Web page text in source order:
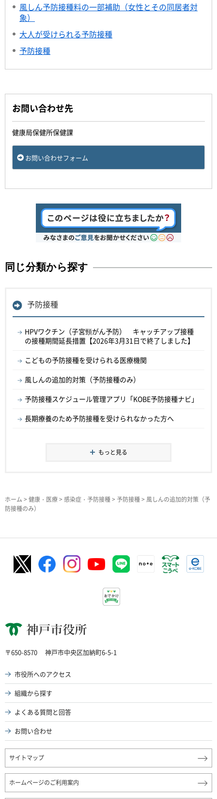
風しん予防接種料の一部補助（女性とその同居者対
象）
大人が受けられる予防接種
予防接種
お問い合わせ先
健康局保健所保健課
お問い合わせフォーム
同じ分類から探す
予防接種
HPVワクチン（子宮頸がん予防） キャッチアップ接種
の接種期間延長措置【2026年3月31日で終了しました】
こどもの予防接種を受けられる医療機関
風しんの追加的対策（予防接種のみ）
予防接種スケジュール管理アプリ「KOBE予防接種ナビ」
長期療養のため予防接種を受けられなかった方へ
もっと見る
ホーム > 健康・医療> 感染症・予防接種> 予防接種> 風しんの追加的対策（予
防接種のみ）
神戸市役所
〒650-8570 神戸市中央区加納町6-5-1
市役所へのアクセス
組織から探す
よくある質問と回答
お問い合わせ
サイトマップ
ホームページのご利用案内